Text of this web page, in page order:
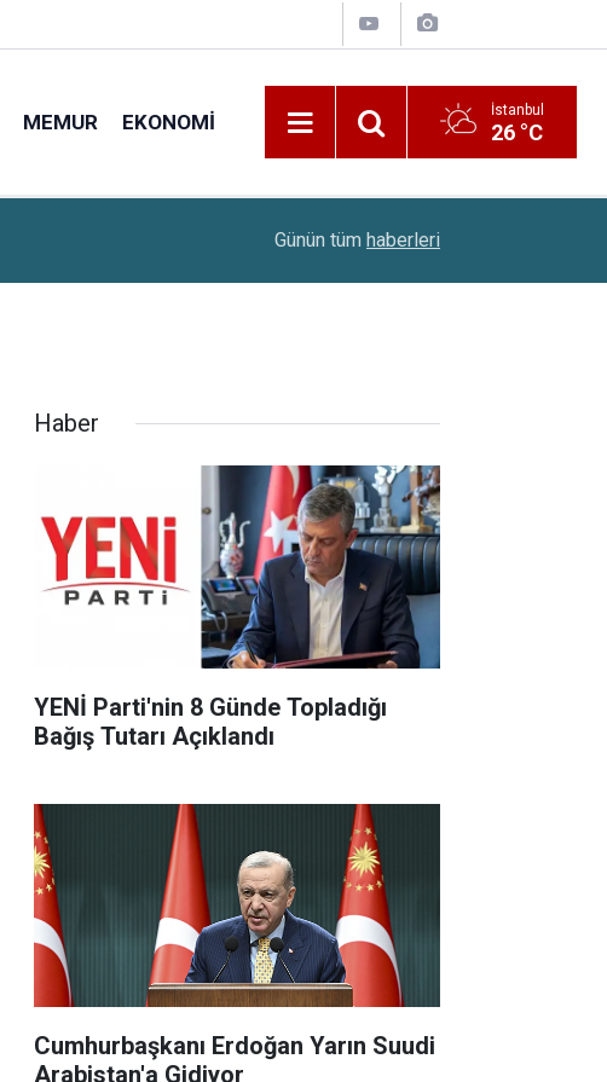
MEMUR EKONOMI İstanbul
26 °C
Huzurevlerine Sınavsız Personel Ve İşçi Alımı
Günün tüm haberleri
Haber
YENİ Parti'nin 8 Günde Topladığı
Bağış Tutarı Açıklandı
Cumhurbaşkanı Erdoğan Yarın Suudi
Arabistan'a Gidiyor